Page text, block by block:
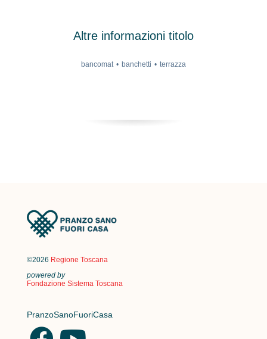
Altre informazioni titolo
bancomat banchetti terrazza
©2026 Regione Toscana
powered by
Fondazione Sistema Toscana
PranzoSanoFuoriCasa